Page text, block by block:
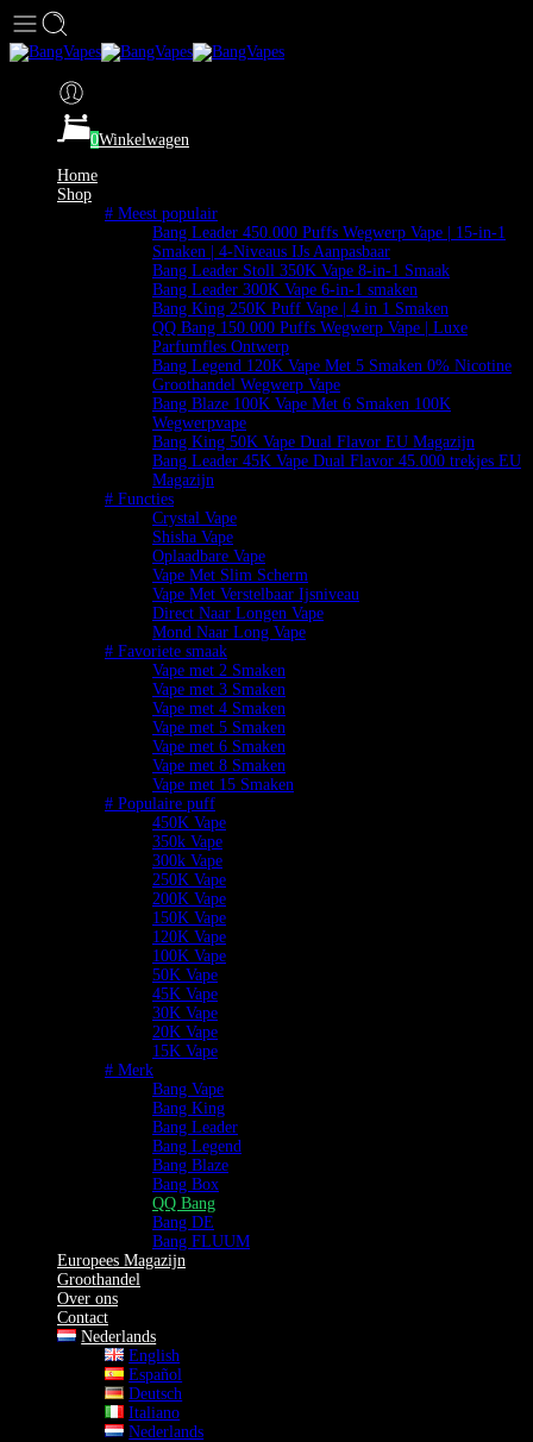
0Winkelwagen
Home
Shop
# Meest populair
Bang Leader 450.000 Puffs Wegwerp Vape | 15-in-1
Smaken | 4-Niveaus IJs Aanpasbaar
Bang Leader Stoll 350K Vape 8-in-1 Smaak
Bang Leader 300K Vape 6-in-1 smaken
Bang King 250K Puff Vape | 4 in 1 Smaken
QQ Bang 150.000 Puffs Wegwerp Vape | Luxe
Parfumfles Ontwerp
Bang Legend 120K Vape Met 5 Smaken 0% Nicotine
Groothandel Wegwerp Vape
Bang Blaze 100K Vape Met 6 Smaken 100K
Wegwerpvape
Bang King 50K Vape Dual Flavor EU Magazijn
Bang Leader 45K Vape Dual Flavor 45.000 trekjes EU
Magazijn
# Functies
Crystal Vape
Shisha Vape
Oplaadbare Vape
Vape Met Slim Scherm
Vape Met Verstelbaar Ijsniveau
Direct Naar Longen Vape
Mond Naar Long Vape
# Favoriete smaak
Vape met 2 Smaken
Vape met 3 Smaken
Vape met 4 Smaken
Vape met 5 Smaken
Vape met 6 Smaken
Vape met 8 Smaken
Vape met 15 Smaken
# Populaire puff
450K Vape
350k Vape
300k Vape
250K Vape
200K Vape
150K Vape
120K Vape
100K Vape
50K Vape
45K Vape
30K Vape
20K Vape
15K Vape
# Merk
Bang Vape
Bang King
Bang Leader
Bang Legend
Bang Blaze
Bang Box
QQ Bang
Bang DE
Bang FLUUM
Europees Magazijn
Groothandel
Over ons
Contact
Nederlands
English
Español
Deutsch
Italiano
Nederlands